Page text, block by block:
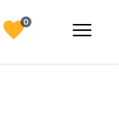
menu
favorite0